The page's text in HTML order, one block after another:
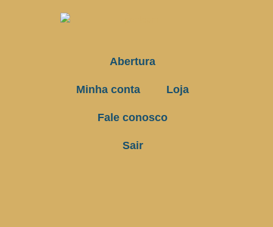
Abertura
Minha conta Loja
Fale conosco
Sair